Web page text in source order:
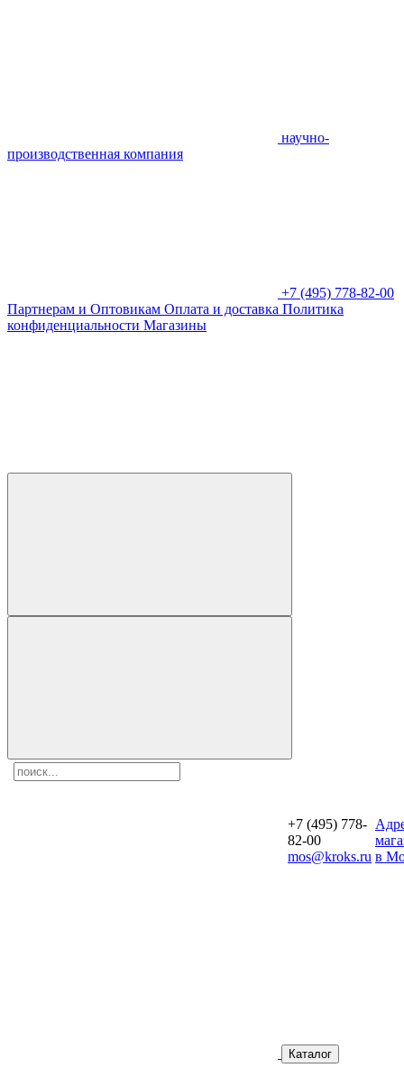
научно-
производственная компания
+7 (495) 778-82-00
Партнерам и Оптовикам Оплата и доставка Политика
конфиденциальности Магазины
+7 (495) 778-
82-00
mos@kroks.ru в
Каталог